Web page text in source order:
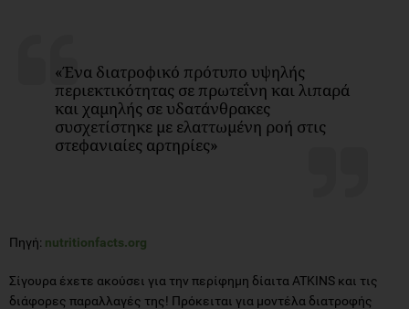
«Ένα διατροφικό πρότυπο υψηλής
περιεκτικότητας σε πρωτεΐνη και λιπαρά
και χαμηλής σε υδατάνθρακες
συσχετίστηκε με ελαττωμένη ροή στις
στεφανιαίες αρτηρίες»
Πηγή: nutritionfacts.org
Σίγουρα έχετε ακούσει για την περίφημη δίαιτα ATKINS και τις
διάφορες παραλλαγές της! Πρόκειται για μοντέλα διατροφής